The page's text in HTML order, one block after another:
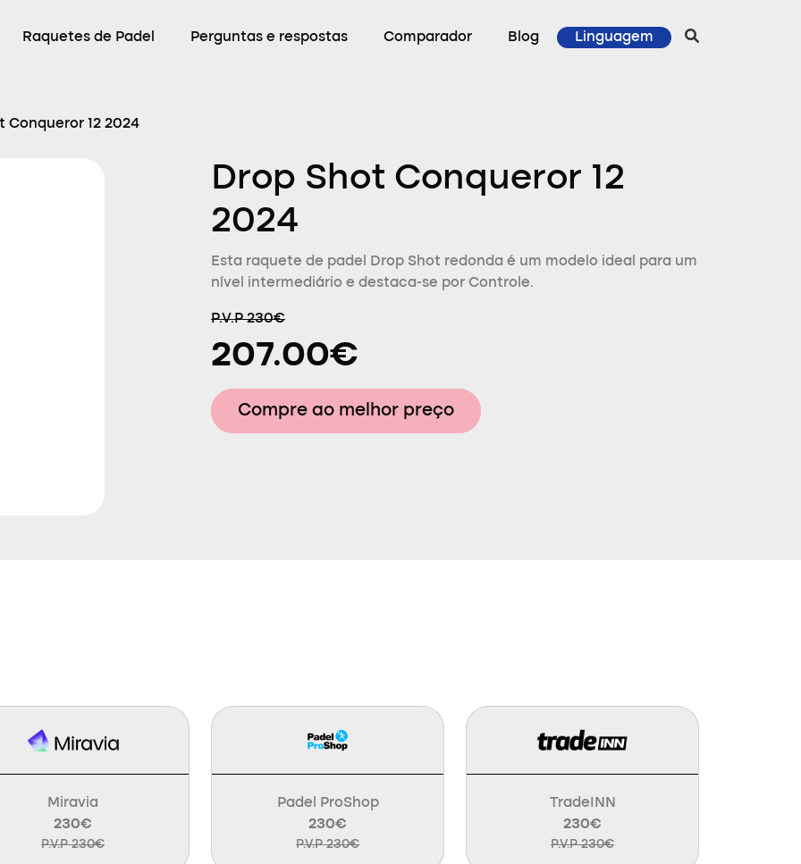
Raquetes de Padel Perguntas e respostas Comparador Blog Linguagem
Conqueror 12 2024
Drop Shot Conqueror 12
2024
Esta raquete de padel Drop Shot redonda é um modelo ideal para um
nível intermediário e destaca-se por Controle.
P.V.P 230€
207.00€
Compre ao melhor preço
Miravia
230€
P.V.P 230€
Padel ProShop
230€
P.V.P 230€
TradeINN
230€
P.V.P 230€